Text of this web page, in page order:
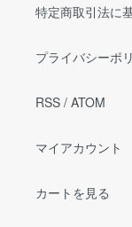
特定商取引法に
プライバシーポ
RSS / ATOM
マイアカウント
カートを見る